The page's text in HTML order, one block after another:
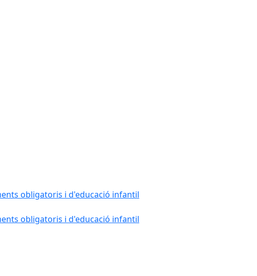
obligatoris i d'educació infantil
obligatoris i d'educació infantil